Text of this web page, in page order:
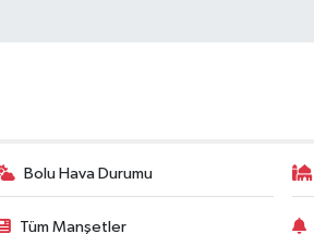
Bolu Hava Durumu
Tüm Manşetler